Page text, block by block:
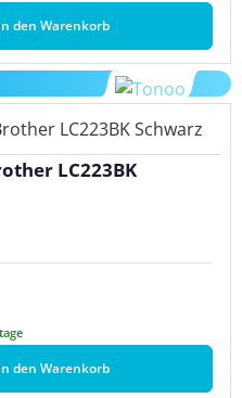
den Warenkorb
LC223BK
den Warenkorb